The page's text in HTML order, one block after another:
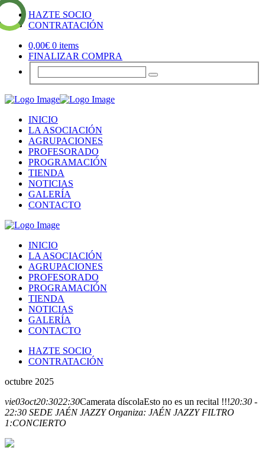
HAZTE SOCIO
CONTRATACIÓN
0,00€ 0 items
FINALIZAR COMPRA
INICIO
LA ASOCIACIÓN
AGRUPACIONES
PROFESORADO
PROGRAMACIÓN
TIENDA
NOTICIAS
GALERÍA
CONTACTO
INICIO
LA ASOCIACIÓN
AGRUPACIONES
PROFESORADO
PROGRAMACIÓN
TIENDA
NOTICIAS
GALERÍA
CONTACTO
HAZTE SOCIO
CONTRATACIÓN
octubre 2025
vie03oct20:3022:30Camerata díscolaEsto no es un recital !!!20:30 -
22:30 SEDE JAÉN JAZZY Organiza: JAÉN JAZZY FILTRO
1:CONCIERTO